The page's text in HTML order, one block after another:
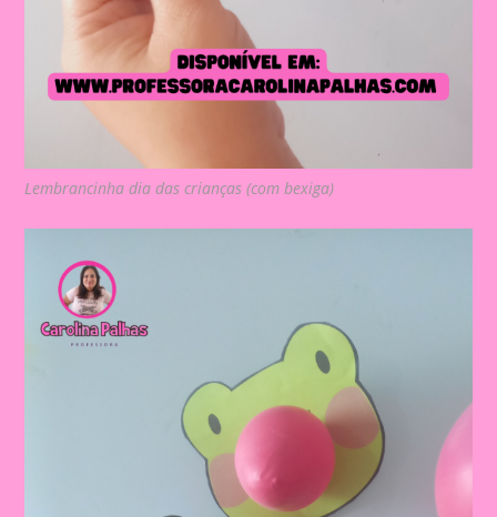
Lembrancinha dia das crianças (com bexiga)